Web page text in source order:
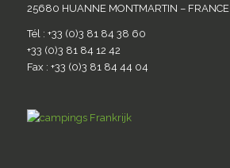
25680 HUANNE MONTMARTIN – FRANCE
Tél : +33 (0)3 81 84 38 60
+33 (0)3 81 84 12 42
Fax : +33 (0)3 81 84 44 04